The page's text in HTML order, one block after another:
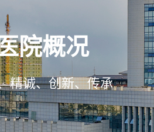
院概况
精诚、创新、传承